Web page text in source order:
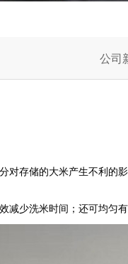
公司
对存储的大米产生不利的
减少洗米时间；还可均匀